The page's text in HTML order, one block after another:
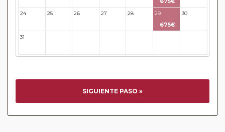
Circuitos con Avión incluido:En aquellos circuitos que
tienen vuelos internos incluidos, hay una fecha límite para
poder emitir billetes. Las reservas/emisión de los vuelos se
cliente o que conste en su reserva. Una vez realizada la
o un nombre incompleto, puede provocar la invalidez del
billete emitido y la necesidad de tener que emitir un nuevo
billete. No nos responsabilizaremos de los gastos
generados de cancelación y nueva emisión. Hacer una
24 25 26 27 28 29
675€
30
31
SIGUIENTE PASO »